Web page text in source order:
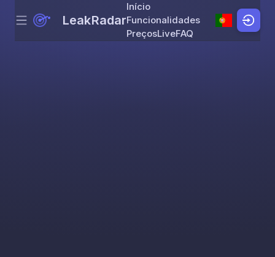
Skip to content
Menu LeakRadar
Início
Funcionalidades
PreçosLiveFAQ